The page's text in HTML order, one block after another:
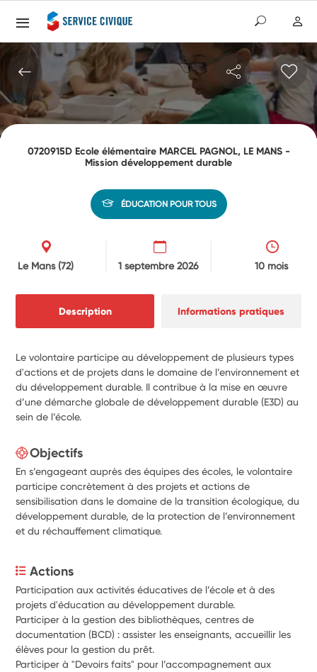
0720915D Ecole élémentaire MARCEL PAGNOL, LE MANS -
Mission développement durable
ÉDUCATION POUR TOUS
Le Mans(72) 1 septembre 2026 10 mois
Description Informations pratiques
Le volontaire participe au développement de plusieurs types
d'actions et de projets dans le domaine de l’environnement et
du développement durable. Il contribue à la mise en œuvre
d’une démarche globale de développement durable (E3D) au
sein de l’école.
Objectifs
En s’engageant auprès des équipes des écoles, le volontaire
participe concrètement à des projets et actions de
sensibilisation dans le domaine de la transition écologique, du
développement durable, de la protection de l’environnement
et du réchauffement climatique.
Actions
Participation aux activités éducatives de l’école et à des
Participer à la gestion des bibliothèques, centres de
documentation (BCD) : assister les enseignants, accueillir les
élèves pour la gestion du prêt.
Participer à "Devoirs faits" pour l’accompagnement aux